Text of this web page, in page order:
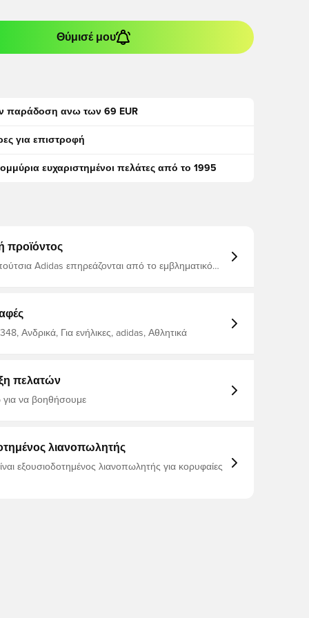
Θύμισέ μου
παράδοση ανω των 69 EUR
για επιστροφή
ευχαριστημένοι πελάτες από το 1995
προϊόντος
Adidas επηρεάζονται από το εμβληματικό
Μια ευέλικτη σόλα πλατφόρμας και η
από καουτσούκ παρέχουν κράτημα και
αν βρίσκεστε. Τυπική εφαρμογή Κλείσιμο
Ανδρικά, Για ενήλικες, adidas, Αθλητικά
πελατών
για να βοηθήσουμε
λιανοπωλητής
εξουσιοδοτημένος λιανοπωλητής για κορυφαίες